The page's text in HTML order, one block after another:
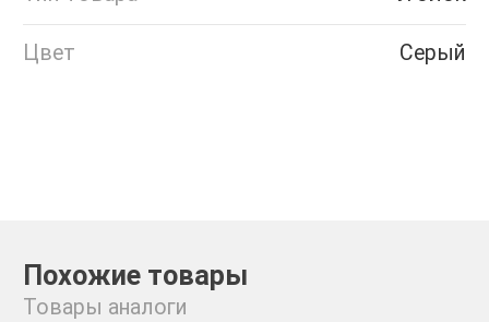
Цвет Серый
Похожие товары
Товары аналоги